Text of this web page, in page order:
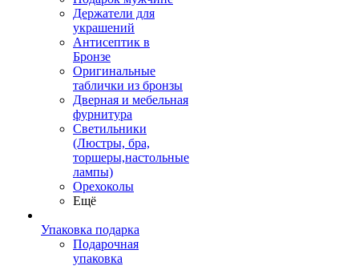
Держатели для
украшений
Антисептик в
Бронзе
Оригинальные
таблички из бронзы
Дверная и мебельная
фурнитура
Светильники
(Люстры, бра,
торшеры,настольные
лампы)
Орехоколы
Ещё
Упаковка подарка
Подарочная
упаковка